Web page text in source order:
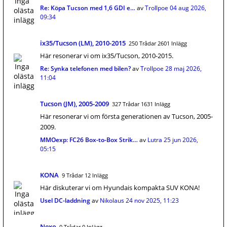
Re: Köpa Tucson med 1,6 GDI e… avTrollpoe 04 aug 2026,
09:34
ix35/Tucson (LM), 2010-2015 250 Trådar 2601 Inlägg
Här resonerar vi om ix35/Tucson, 2010-2015.
Re: Synka telefonen med bilen?avTrollpoe 28 maj 2026,
11:04
Tucson (JM), 2005-2009 327 Trådar 1631 Inlägg
Här resonerar vi om första generationen av Tucson, 2005-
2009.
MMOexp: FC26 Box-to-Box Strik… av Lutra 25 jun 2026,
05:15
KONA 9 Trådar 12 Inlägg
Här diskuterar vi om Hyundais kompakta SUV KONA!
Usel DC-laddningav Nikolaus24 nov 2025, 11:23